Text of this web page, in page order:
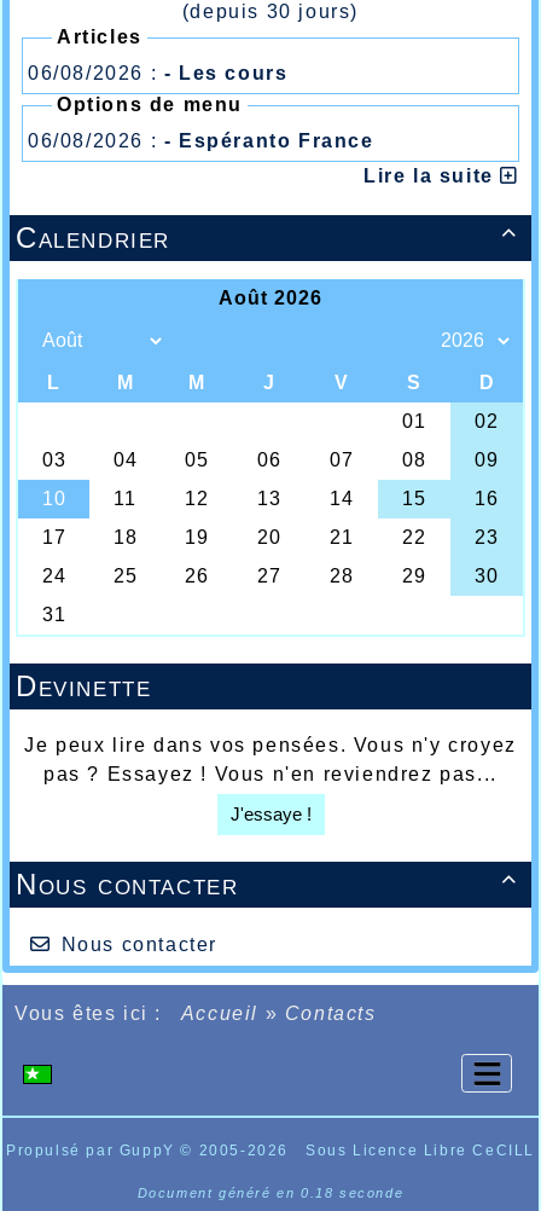
(depuis 30 jours)
Articles
06/08/2026 : - Les cours
Options de menu
06/08/2026 : - Espéranto France
Lire la suite

Calendrier
Devinette
Je peux lire dans vos pensées. Vous n'y croyez
pas ? Essayez ! Vous n'en reviendrez pas...
J'essaye !

Nous contacter
Nous contacter
Vous êtes ici : Accueil » Contacts
Propulsé par GuppY© 2005-2026 Sous Licence Libre CeCILL
Document généré en 0.18 seconde